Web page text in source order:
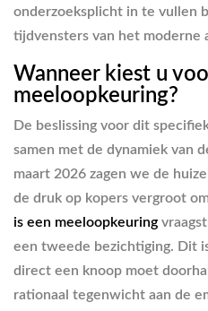
onderzoeksplicht in te vullen
tijdvensters van het moderne
Wanneer kiest u
meeloopkeuring?
De beslissing voor dit
samen met de dynamiek van
maart 2026 zagen we de
de druk op kopers vergroot
is een meeloopkeuring
een tweede bezichtiging. Dit
direct een knoop moet
rationaal tegenwicht aan de